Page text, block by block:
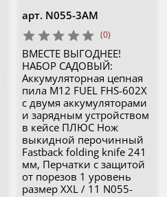
арт. N055-3AM
(0)
ВМЕСТЕ ВЫГОДНЕЕ!
НАБОР САДОВЫЙ:
Аккумуляторная цепная
пила M12 FUEL FHS-602X
с двумя аккумуляторами
и зарядным устройством
в кейсе ПЛЮС Нож
выкидной перочинный
Fastback folding knife 241
мм, Перчатки с защитой
от порезов 1 уровень
размер XXL / 11 N055-